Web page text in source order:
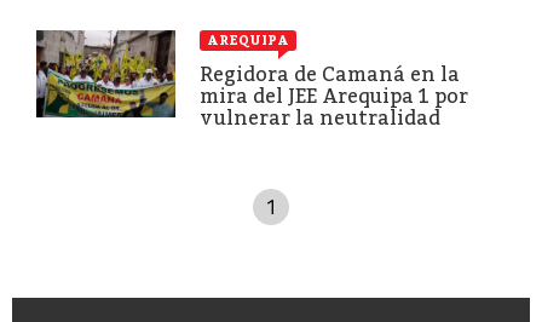
AREQUIPA
Regidora de Camaná en la
mira del JEE Arequipa 1 por
vulnerar la neutralidad
1